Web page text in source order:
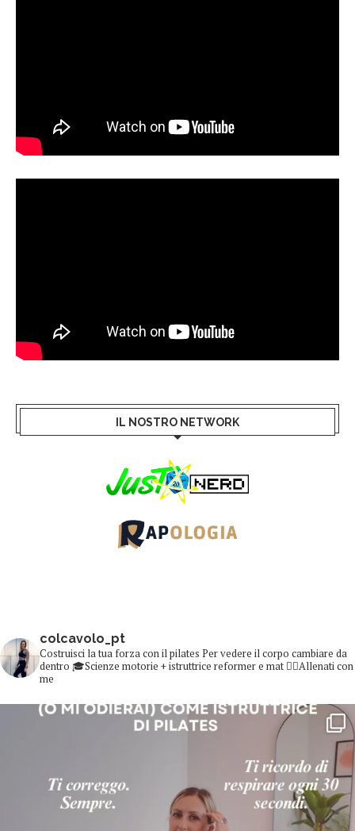
IL NOSTRO NETWORK
colcavolo_pt
Costruisci la tua forza con il pilates Per vedere il corpo cambiare da
dentro 🎓Scienze motorie + istruttrice reformer e mat 👇🏻Allenati con
me